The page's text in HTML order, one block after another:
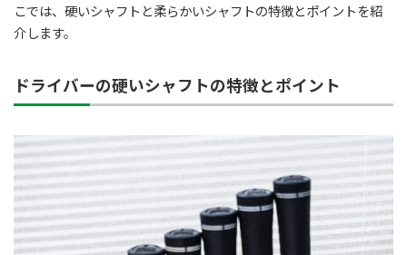
こでは、硬いシャフトと柔らかいシャフトの特徴とポイントを紹
介します。
ドライバーの硬いシャフトの特徴とポイント